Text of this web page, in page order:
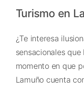
Turismo en
¿Te interesa
sensacionales
momento en que
Lamuño cuenta